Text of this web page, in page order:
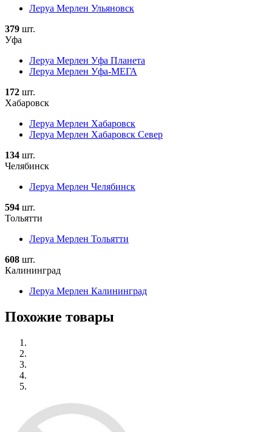
Леруа Мерлен Ульяновск
379 шт.
Уфа
Леруа Мерлен Уфа Планета
Леруа Мерлен Уфа-МЕГА
172 шт.
Хабаровск
Леруа Мерлен Хабаровск
Леруа Мерлен Хабаровск Север
134 шт.
Челябинск
Леруа Мерлен Челябинск
594 шт.
Тольятти
Леруа Мерлен Тольятти
608 шт.
Калининград
Леруа Мерлен Калининград
Похожие товары